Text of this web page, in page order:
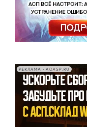
РЕКЛАМА • AOASP.RU